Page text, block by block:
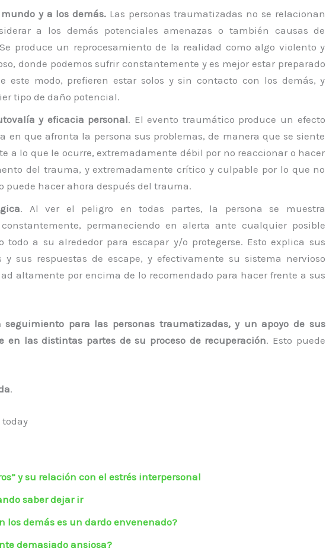
y a los demás. Las personas traumatizadas no se relacionan
a los demás potenciales amenazas o también causas de
produce un reprocesamiento de la realidad como algo violento y
donde podemos sufrir constantemente y es mejor estar preparado
este modo, prefieren estar solos y sin contacto con los demás, y
tipo de daño potencial.
y eficacia personal. El evento traumático produce un efecto
en que afronta la persona sus problemas, de manera que se siente
a lo que le ocurre, extremadamente débil por no reaccionar o hacer
del trauma, y extremadamente crítico y culpable por lo que no
puede hacer ahora después del trauma.
. Al ver el peligro en todas partes, la persona se muestra
permaneciendo en alerta ante cualquier posible
todo a su alrededor para escapar y/o protegerse. Esto explica sus
y sus respuestas de escape, y efectivamente su sistema nervioso
altamente por encima de lo recomendado para hacer frente a sus
seguimiento para las personas traumatizadas, y un apoyo de sus
en las distintas partes de su proceso de recuperación. Esto puede
.
today
y su relación con el estrés interpersonal
saber dejar ir
los demás es un dardo envenenado?
demasiado ansiosa?